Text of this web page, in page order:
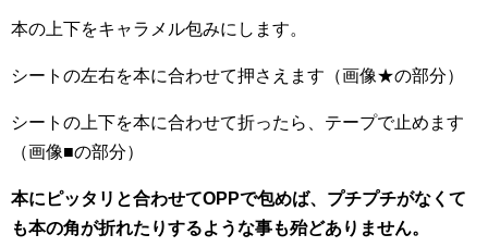
本の上下をキャラメル包みにします。
シートの左右を本に合わせて押さえます（画像★の部分）
シートの上下を本に合わせて折ったら、テープで止めます
（画像■の部分）
本にピッタリと合わせてOPPで包めば、プチプチがなくて
も本の角が折れたりするような事も殆どありません。